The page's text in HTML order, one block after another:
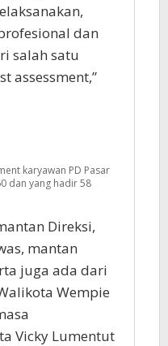
dan
salah satu
assessment,”
karyawan PD Pasar
dan yang hadir 58
Direksi,
mantan
juga ada dari
Wempie
Vicky Lumentut